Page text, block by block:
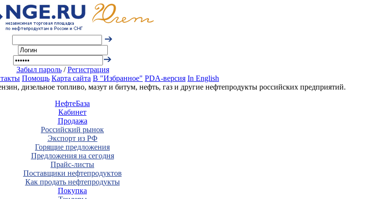
Забыл пароль/Регистрация
Помощь Карта сайта В "Избранное" PDA-версия In English
дизельное топливо, мазут и битум, нефть, газ и другие нефтепродукты российских предприятий.
НефтеБаза
Кабинет
Продажа
Российский рынок
Экспорт из РФ
Горящие предложения
Предложения на сегодня
Прайс-листы
Поставщики нефтепродуктов
Как продать нефтепродукты
Покупка